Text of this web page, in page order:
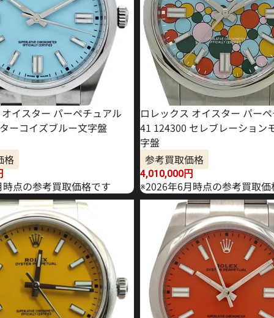
イスター パーペチュアル
ーコイズブルー文字盤
格
点の参考買取価格です
ロレックス オイスター パー
41 124300 セレブレーション
字盤
参考買取価格
4,010,000円
※2026年6月時点の参考買取価